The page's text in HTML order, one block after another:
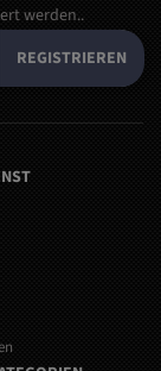
werden..
REGISTRIEREN